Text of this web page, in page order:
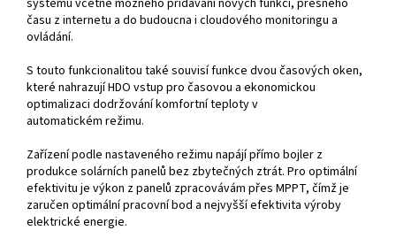
systému včetně možného přidávání nových funkcí, přesného
času z internetu a do budoucna i cloudového monitoringu a
ovládání.
S touto funkcionalitou také souvisí funkce dvou časových oken,
které nahrazují HDO vstup pro časovou a ekonomickou
optimalizaci dodržování komfortní teploty v
automatickém režimu.
Zařízení podle nastaveného režimu napájí přímo bojler z
produkce solárních panelů bez zbytečných ztrát. Pro optimální
efektivitu je výkon z panelů zpracovávám přes MPPT, čímž je
zaručen optimální pracovní bod a nejvyšší efektivita výroby
elektrické energie.